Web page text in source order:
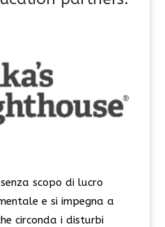
scopo di lucro
e si impegna a
circonda i disturbi